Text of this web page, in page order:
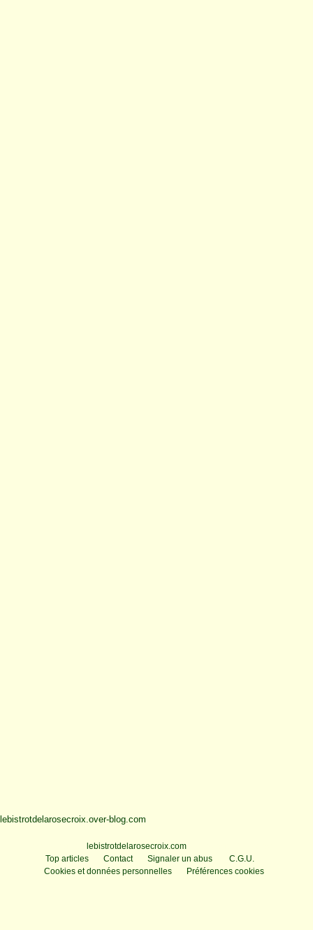
lebistrotdelarosecroix.over-blog.com
lebistrotdelarosecroix.com
Top articles
Contact Signaler un abus
C.G.U.
Cookies et données personnelles
Préférences cookies